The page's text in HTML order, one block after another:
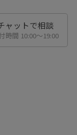
ャットで相談
時間 10:00〜19:00